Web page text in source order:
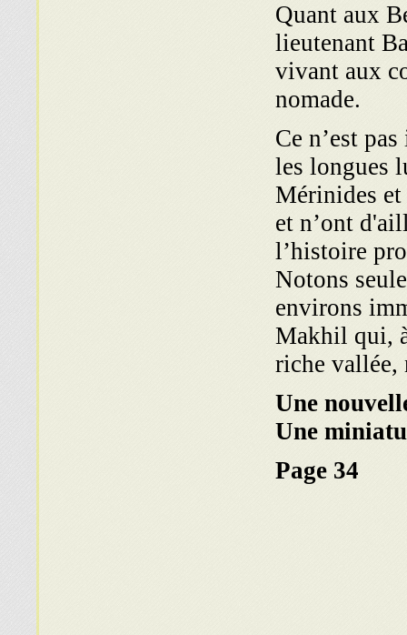
Quant aux
lieutenant
vivant aux
nomade.
Ce n’est
les longues
Mérinides et
et n’ont
l’histoire
Notons
environs
Makhil qui,
riche vallée,
Une
Une
Page 34